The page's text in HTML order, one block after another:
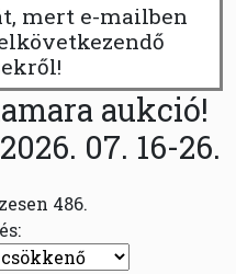
mert e-mailben
aukció!
07. 16-26.
486.